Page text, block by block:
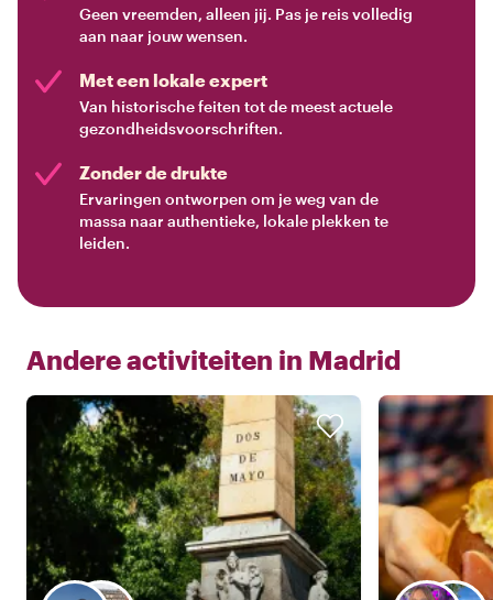
Geen vreemden, alleen jij. Pas je reis volledig
aan naar jouw wensen.
Met een lokale expert
Van historische feiten tot de meest actuele
gezondheidsvoorschriften.
Zonder de drukte
Ervaringen ontworpen om je weg van de
massa naar authentieke, lokale plekken te
leiden.
Andere activiteiten in Madrid